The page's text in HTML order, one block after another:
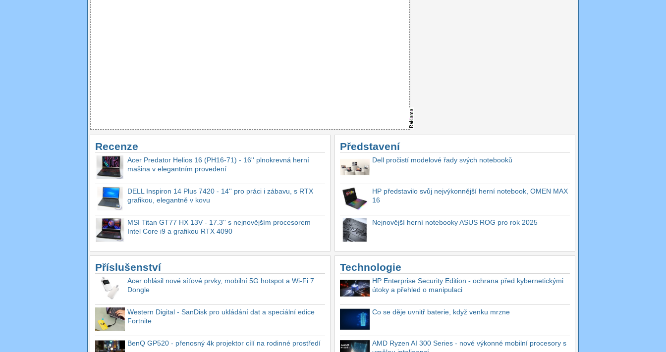
Recenze
Acer Predator Helios 16 (PH16-71) - 16'' plnokrevná herní
mašina v elegantním provedení
DELL Inspiron 14 Plus 7420 - 14'' pro práci i zábavu, s RTX
grafikou, elegantně v kovu
MSI Titan GT77 HX 13V - 17.3'' s nejnovějším procesorem
Intel Core i9 a grafikou RTX 4090
Představení
Dell pročistí modelové řady svých notebooků
HP představilo svůj nejvýkonnější herní notebook, OMEN MAX
16
Nejnovější herní notebooky ASUS ROG pro rok 2025
Příslušenství
Acer ohlásil nové síťové prvky, mobilní 5G hotspot a Wi-Fi 7
Dongle
Western Digital - SanDisk pro ukládání dat a speciální edice
Fortnite
BenQ GP520 - přenosný 4k projektor cílí na rodinné prostředí
Technologie
HP Enterprise Security Edition - ochrana před kybernetickými
útoky a přehled o manipulaci
Co se děje uvnitř baterie, když venku mrzne
AMD Ryzen AI 300 Series - nové výkonné mobilní procesory s